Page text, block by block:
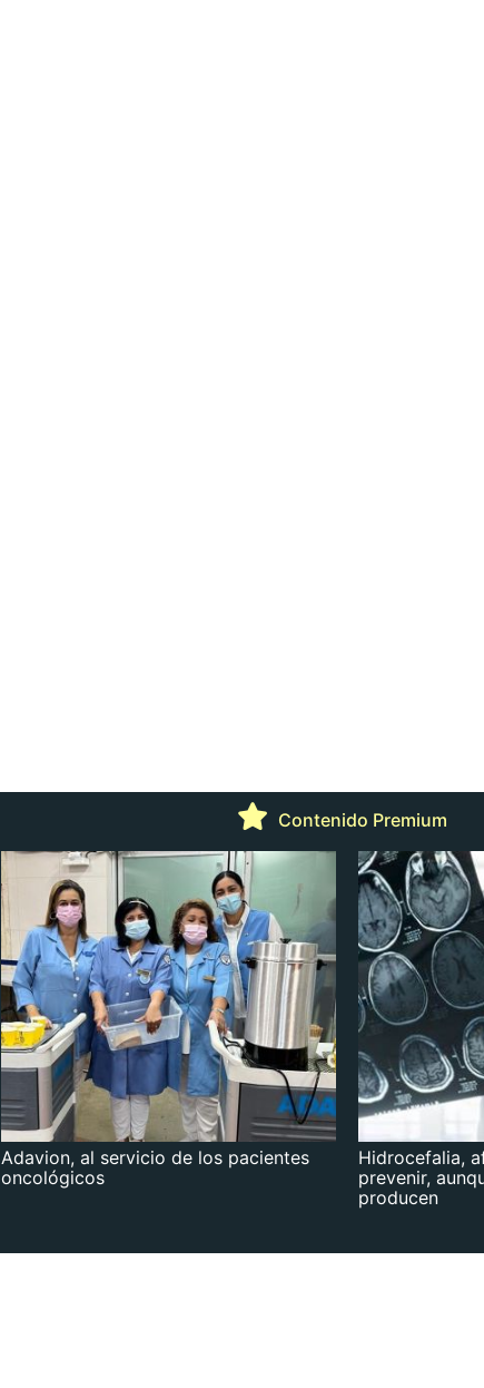
Contenido Premium
Adavion, al servicio de los pacientes
oncológicos
Hidrocefalia,
prevenir,
producen